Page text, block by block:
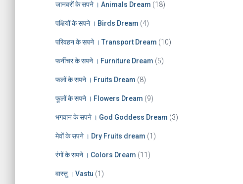
जानवरों के सपने । Animals Dream (18)
पक्षियों के सपने । Birds Dream (4)
परिवहन के सपने । Transport Dream (10)
फर्नीचर के सपने । Furniture Dream (5)
फलों के सपने । Fruits Dream (8)
फूलों के सपने । Flowers Dream (9)
भगवान के सपने । God Goddess Dream (3)
मेवों के सपने । Dry Fruits dream (1)
रंगों के सपने । Colors Dream (11)
वास्तु । Vastu (1)